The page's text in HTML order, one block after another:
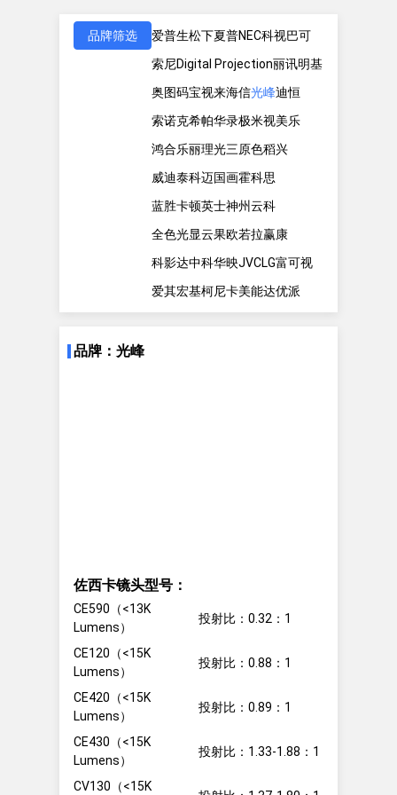
品牌筛选 爱普生松下夏普NEC科视巴可
索尼Digital Projection丽讯明基
奥图码宝视来海信光峰迪恒
索诺克希帕华录极米视美乐
鸿合乐丽理光三原色稻兴
威迪泰科迈国画霍科思
蓝胜卡顿英士神州云科
全色光显云果欧若拉赢康
科影达中科华映JVCLG富可视
爱其宏基柯尼卡美能达优派
品牌：光峰
佐西卡镜头型号：
CE590（<13K
Lumens）
投射比：0.32：1
CE120（<15K
Lumens）
投射比：0.88：1
CE420（<15K
Lumens）
投射比：0.89：1
CE430（<15K
Lumens）
投射比：1.33-1.88：1
CV130（<15K